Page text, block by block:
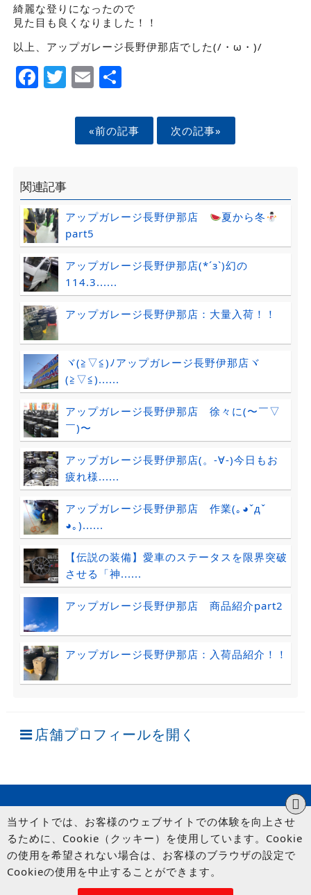
綺麗な登りになったので
見た目も良くなりました！！
以上、アップガレージ長野伊那店でした(/・ω・)/
Facebook
Twitter
EmailShare
«前の記事 次の記事»
関連記事
アップガレージ長野伊那店
夏から冬
part5
アップガレージ長野伊那店(*´з`)幻の
114.3......
アップガレージ長野伊那店：大量入荷！！
ヾ(≧▽≦)ﾉアップガレージ長野伊那店ヾ
(≧▽≦)......
アップガレージ長野伊那店 徐々に(〜￣▽
￣)〜
アップガレージ長野伊那店(。-∀-)今日もお
疲れ様......
アップガレージ長野伊那店 作業(｡◕ˇдˇ​
◕｡)......
【伝説の装備】愛車のステータスを限界突破
させる「神......
アップガレージ長野伊那店 商品紹介part2
アップガレージ長野伊那店：入荷品紹介！！
店舗プロフィールを開く
© UP GARAGE GROUP Co., Ltd.
当サイトでは、お客様のウェブサイトでの体験を向上させ
るために、Cookie（クッキー）を使用しています。Cookie
の使用を希望されない場合は、お客様のブラウザの設定で
Cookieの使用を中止することができます。